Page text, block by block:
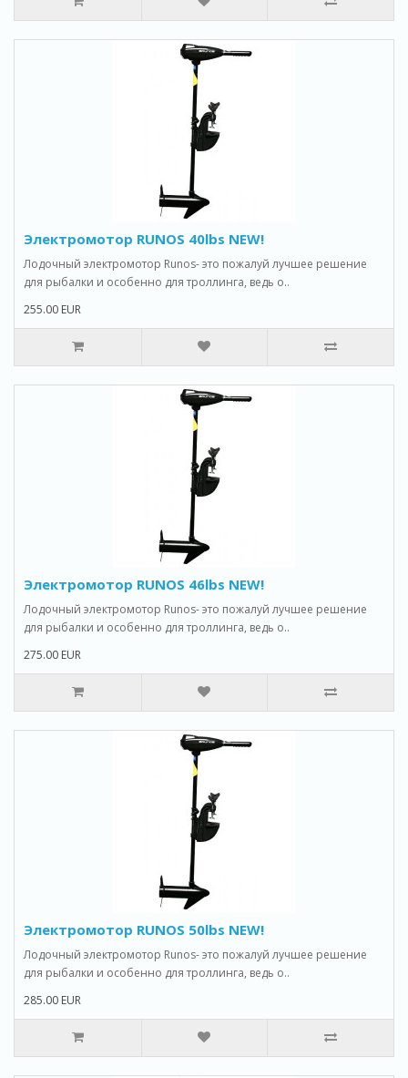
Электромотор RUNOS 40lbs NEW!
Лодочный электромотор Runos- это пожалуй лучшее решение
для рыбалки и особенно для троллинга, ведь о..
255.00 EUR
Электромотор RUNOS 46lbs NEW!
Лодочный электромотор Runos- это пожалуй лучшее решение
для рыбалки и особенно для троллинга, ведь о..
275.00 EUR
Электромотор RUNOS 50lbs NEW!
Лодочный электромотор Runos- это пожалуй лучшее решение
для рыбалки и особенно для троллинга, ведь о..
285.00 EUR